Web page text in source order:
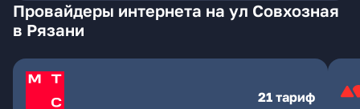
Провайдеры интернета на ул Совхозная
в Рязани
21 тариф